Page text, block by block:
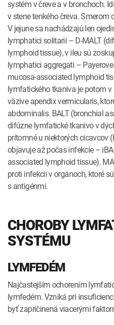
systém v čreve a v bronchoch.
v stene tenkého čreva. Smerom
V jejune sa nachádzajú len
lymphatici solitarii – D­‑MALT
lymphoid tissue), v ileu sú
lymphatici aggregati –
mucosa­‑associated lymphoid
lymfatického tkaniva je potom
väzive apendix vermicularis,
abdominalis. BALT (bronchial
difúzne lymfatické tkanivo v
prítomné u niektorých cicavcov
objavuje až počas infekcie –
associated lymphoid tissue).
proti infekcii v orgánoch, ktoré
s antigénmi.
CHOROBY
SYSTÉMU
LYMFEDÉM
Najčastejším ochorením
lymfedém. Vzniká pri
byť zapríčinená viacerými